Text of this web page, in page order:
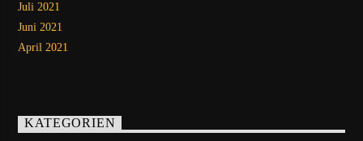
Juli 2021
Juni 2021
April 2021
KATEGORIEN